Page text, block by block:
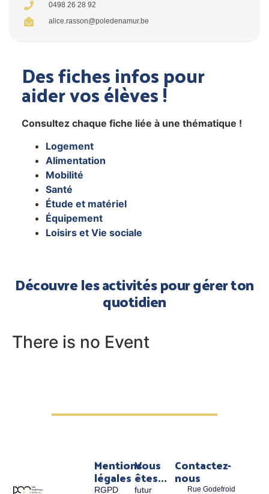
0498 26 28 92
alice.rasson@poledenamur.be
Des fiches infos pour
aider vos élèves !
Consultez chaque fiche liée à une thématique !
Logement
Alimentation
Mobilité
Santé
Étude et matériel
Équipement
Loisirs et Vie sociale
Découvre les activités pour gérer ton
quotidien
There is no Event
Vous
êtes...
futur
Mentions
légales
RGPD
Contactez-
nous
Rue Godefroid